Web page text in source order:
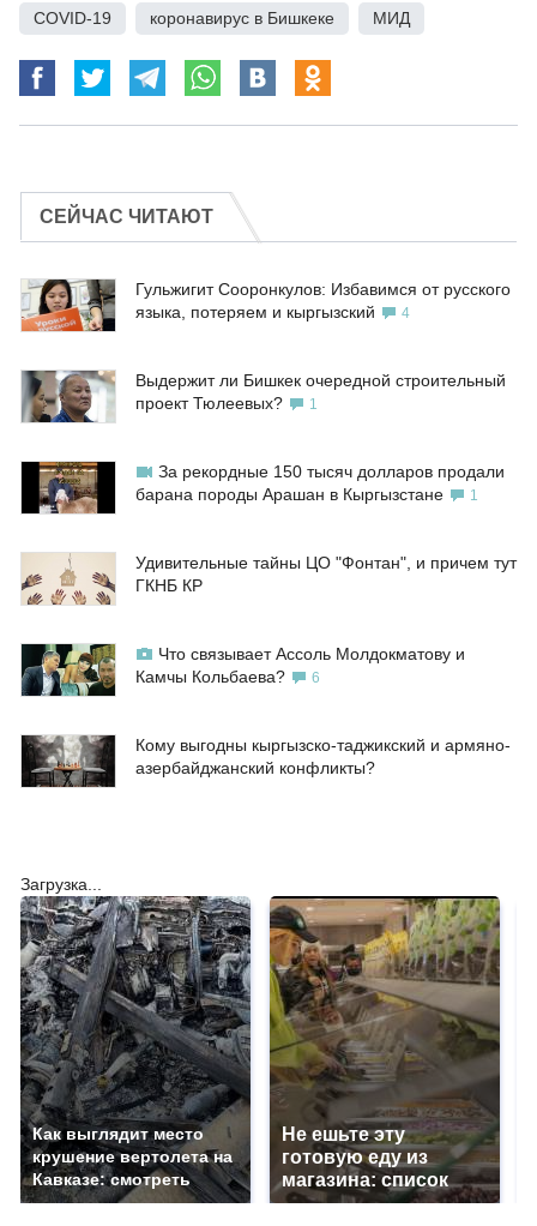
COVID-19
коронавирус в Бишкеке МИД
СЕЙЧАС ЧИТАЮТ
Гульжигит Сооронкулов: Избавимся от русского
языка, потеряем и кыргызский
4
Выдержит ли Бишкек очередной строительный
проект Тюлеевых?
1
За рекордные 150 тысяч долларов продали
барана породы Арашан в Кыргызстане
1
Удивительные тайны ЦО "Фонтан", и причем тут
ГКНБ КР
Что связывает Ассоль Молдокматову и
Камчы Кольбаева?
6
Кому выгодны кыргызско-таджикский и армяно-
азербайджанский конфликты?
Загрузка...
Как выглядит место
крушение вертолета на
Кавказе: смотреть
Не ешьте эту
готовую еду из
магазина: список